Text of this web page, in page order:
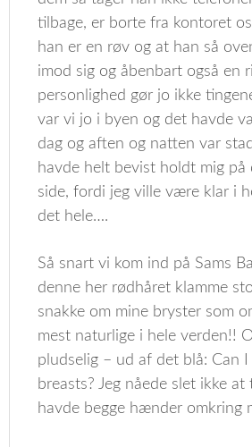
tilbage, er borte fra kontoret
han er en røv og at han så
imod sig og åbenbart også en
personlighed gør jo ikke
var vi jo i byen og det havde
dag og aften og natten var
havde helt bevist holdt mig
side, fordi jeg ville være klar i
det hele….
Så snart vi kom ind på Sams
denne her rødhåret klamme
snakke om mine bryster som
mest naturlige i hele verden!!
pludselig – ud af det blå: Can
breasts? Jeg nåede slet ikke
havde begge hænder omkring